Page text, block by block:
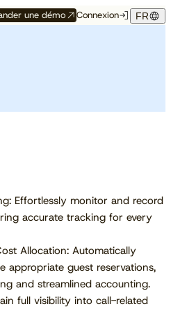
une démo Connexion FR
En savoir plus
Effortlessly monitor and record
accurate tracking for every
Allocation: Automatically
appropriate guest reservations,
and streamlined accounting.
full visibility into call-related